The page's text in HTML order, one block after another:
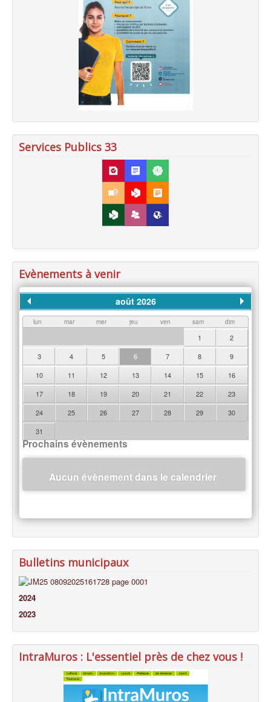
Services Publics 33
Evènements à venir
août 2026
lun mar mer jeu ven sam dim
1
2
3
4 5 6 7 8
9
10
11 12 13 14 15
16
17
18 19 20 21 22
23
24
25 26 27 28 29
30
31
Prochains évènements
Aucun évènement dans le calendrier
Bulletins municipaux
2024
2023
IntraMuros : L'essentiel près de chez vous !